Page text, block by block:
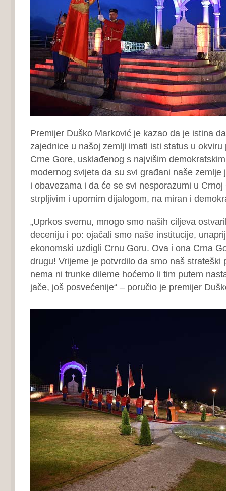
Premijer Duško Marković je kazao da je istina
zajednice u našoj zemlji imati isti status u okviru
Crne Gore, usklađenog s najvišim
modernog svijeta da su svi građani naše zemlje
i obavezama i da će se svi nesporazumi u Crnoj
strpljivim i upornim dijalogom, na miran i
„Uprkos svemu, mnogo smo naših ciljeva
deceniju i po: ojačali smo naše institucije,
ekonomski uzdigli Crnu Goru. Ova i ona Crna
drugu! Vrijeme je potvrdilo da smo naš strateški
nema ni trunke dileme hoćemo li tim putem
jače, još posvećenije“ – poručio je premijer